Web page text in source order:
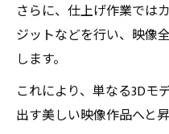
さらに、仕上げ作業では
ジットなどを行い、映像
します。
これにより、単なる3Dモ
出す美しい映像作品へと